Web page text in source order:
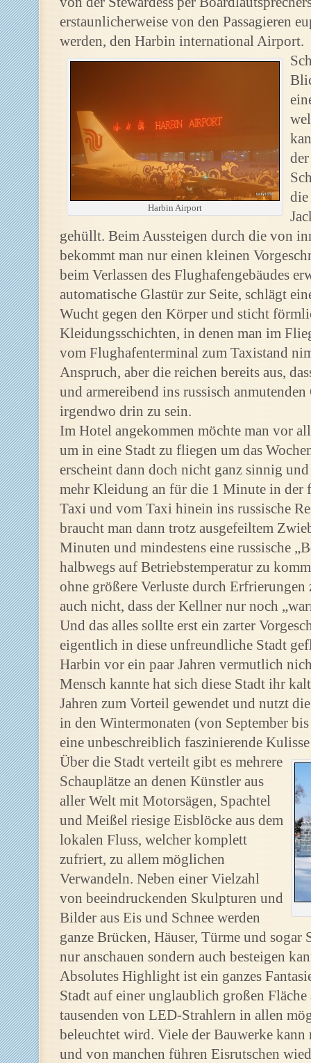
erstaunlicherweise von den Passagieren
werden, den Harbin international Airport.
Harbin Airport
gehüllt. Beim Aussteigen durch die von
bekommt man nur einen kleinen
beim Verlassen des Flughafengebäudes
automatische Glastür zur Seite, schlägt
Wucht gegen den Körper und sticht
Kleidungsschichten, in denen man im
vom Flughafenterminal zum Taxistand
Anspruch, aber die reichen bereits aus,
und armereibend ins russisch
irgendwo drin zu sein.
Im Hotel angekommen möchte man vor
um in eine Stadt zu fliegen um das
erscheint dann doch nicht ganz sinnig
mehr Kleidung an für die 1 Minute in der
Taxi und vom Taxi hinein ins russische
braucht man dann trotz ausgefeiltem
Minuten und mindestens eine russische
halbwegs auf Betriebstemperatur zu
ohne größere Verluste durch Erfrierungen
auch nicht, dass der Kellner nur noch
Und das alles sollte erst ein zarter
eigentlich in diese unfreundliche Stadt
Harbin vor ein paar Jahren vermutlich
Mensch kannte hat sich diese Stadt ihr
Jahren zum Vorteil gewendet und nutzt
in den Wintermonaten (von September
eine unbeschreiblich faszinierende
Über die Stadt verteilt gibt es mehrere
Schauplätze an denen Künstler aus
aller Welt mit Motorsägen, Spachtel
und Meißel riesige Eisblöcke aus dem
lokalen Fluss, welcher komplett
zufriert, zu allem möglichen
Verwandeln. Neben einer Vielzahl
von beeindruckenden Skulpturen und
Bilder aus Eis und Schnee werden
ganze Brücken, Häuser, Türme und sogar
nur anschauen sondern auch besteigen
Absolutes Highlight ist ein ganzes
Stadt auf einer unglaublich großen
tausenden von LED-Strahlern in allen
beleuchtet wird. Viele der Bauwerke kann
und von manchen führen Eisrutschen